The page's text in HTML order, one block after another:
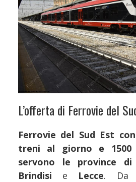
L’offerta di Ferrovie del
Ferrovie del Sud Est
treni al giorno e 1500
servono le province di
Brindisi e Lecce. Da